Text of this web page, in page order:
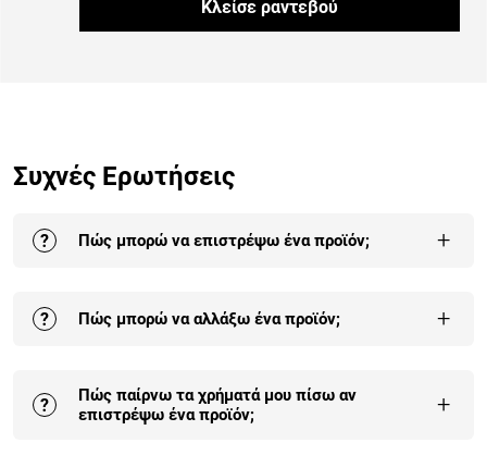
Κλείσε ραντεβού
Συχνές Ερωτήσεις
? Πώς μπορώ να επιστρέψω ένα προϊόν; +
παραγγελίας σου γίνεται έως και 30 ημέρες από την
? Πώς μπορώ να αλλάξω ένα προϊόν; +
συναρμολογηθεί και δεν έχουν χρησιμοποιηθεί. Η
πρώτη αλλαγή είναι δωρεάν για κάθε παραγγελία.
?
Πώς παίρνω τα χρήματά μου πίσω αν
επιστρέψω ένα προϊόν;
+